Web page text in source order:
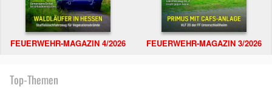
FEUERWEHR-MAGAZIN 4/2026 FEUERWEHR-MAGAZIN 3/2026
Top-Themen